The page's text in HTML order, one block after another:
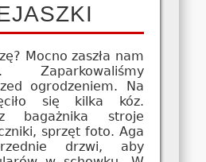
Mocno zaszła nam
ogrodzeniem. Na
się kilka kóz.
bagażnika stroje
sprzęt foto. Aga
drzwi, aby